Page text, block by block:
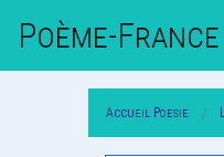
Poème-FrAnce
Accueil Poesie